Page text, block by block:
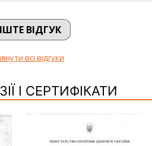
ВІДГУК
всі відгуки
І СЕРТИФІКАТИ